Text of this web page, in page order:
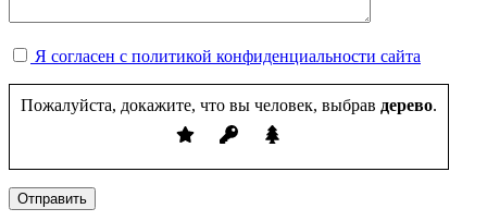
Я согласен с политикой конфиденциальности сайта
Пожалуйста, докажите, что вы человек, выбрав дерево.